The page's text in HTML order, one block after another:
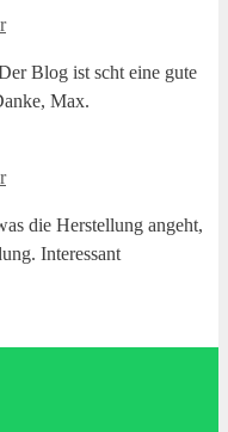
Blog ist scht eine gute
Max.
die Her­stel­lung angeht,
Interessant